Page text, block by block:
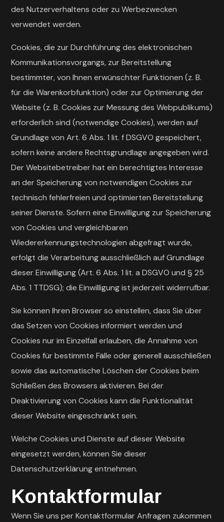
des Nutzerverhaltens oder zu Werbezwecken
verwendet werden.
Cookies, die zur Durchführung des elektronischen
Kommunikationsvorgangs, zur Bereitstellung
bestimmter, von Ihnen erwünschter Funktionen (z. B.
für die Warenkorbfunktion) oder zur Optimierung der
Website (z. B. Cookies zur Messung des Webpublikums)
erforderlich sind (notwendige Cookies), werden auf
Grundlage von Art. 6 Abs. 1 lit. f DSGVO gespeichert,
sofern keine andere Rechtsgrundlage angegeben wird.
Der Websitebetreiber hat ein berechtigtes Interesse
an der Speicherung von notwendigen Cookies zur
technisch fehlerfreien und optimierten Bereitstellung
seiner Dienste. Sofern eine Einwilligung zur Speicherung
von Cookies und vergleichbaren
Wiedererkennungstechnologien abgefragt wurde,
erfolgt die Verarbeitung ausschließlich auf Grundlage
dieser Einwilligung (Art. 6 Abs. 1 lit. a DSGVO und § 25
Abs. 1 TTDSG); die Einwilligung ist jederzeit widerrufbar.
Sie können Ihren Browser so einstellen, dass Sie über
das Setzen von Cookies informiert werden und
Cookies nur im Einzelfall erlauben, die Annahme von
Cookies für bestimmte Fälle oder generell ausschließen
sowie das automatische Löschen der Cookies beim
Schließen des Browsers aktivieren. Bei der
Deaktivierung von Cookies kann die Funktionalität
dieser Website eingeschränkt sein.
Welche Cookies und Dienste auf dieser Website
eingesetzt werden, können Sie dieser
Datenschutzerklärung entnehmen.
Kontaktformular
Wenn Sie uns per Kontaktformular Anfragen zukommen